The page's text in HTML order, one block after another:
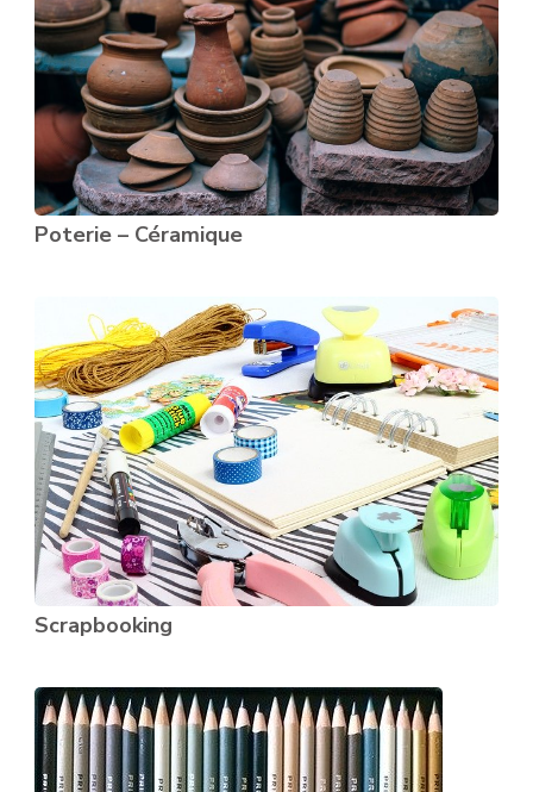
Poterie – Céramique
Scrapbooking